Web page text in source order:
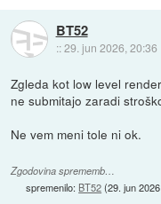
BT52
::29. jun 2026, 20:36
Zgleda kot low level
ne submitajo zaradi
Ne vem meni tole ni ok.
Zgodovina sprememb…
spremenilo: BT52(29. jun